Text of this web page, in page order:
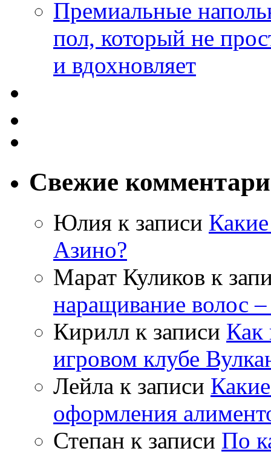
Премиальные
пол, который не
и вдохновляет
Свежие
Юлия к записи
Азино?
Марат Куликов к
наращивание волос
Кирилл к записи Как
игровом клубе
Лейла к записи
оформления
Степан к записи По